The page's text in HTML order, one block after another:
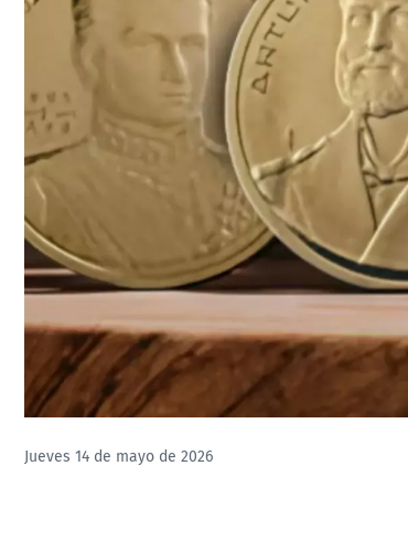
Jueves 14 de mayo de 2026